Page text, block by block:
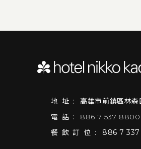
地址:
高雄市前鎮區林
電話:
886 7 537 8800
餐飲訂位:
886 7 337